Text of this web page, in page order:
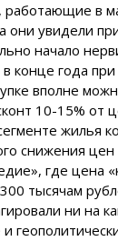
работающие в
они увидели
начало
конце года
вполне
10-15% от
жилья
снижения цен
где цена
тысячам
ни на